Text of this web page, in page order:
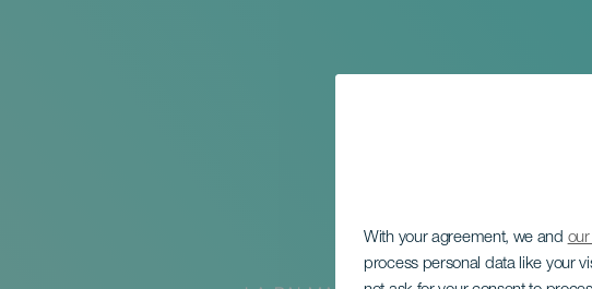
With your agreement, we and
process personal data like your